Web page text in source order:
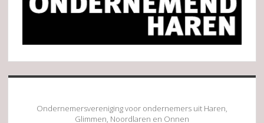
Ondernemersvereniging voor ondernemers uit Haren,
Glimmen, Noordlaren en Onnen